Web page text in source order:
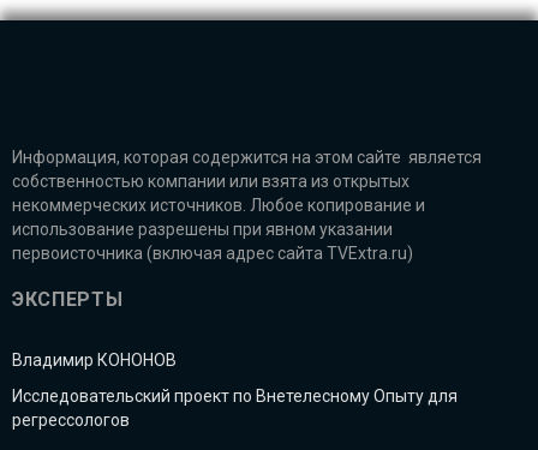
Информация, которая содержится на этом сайте является
собственностью компании или взята из открытых
некоммерческих источников. Любое копирование и
использование разрешены при явном указании
первоисточника (включая адрес сайта TVExtra.ru)
ЭКСПЕРТЫ
Владимир КОНОНОВ
Исследовательский проект по Внетелесному Опыту для
регрессологов